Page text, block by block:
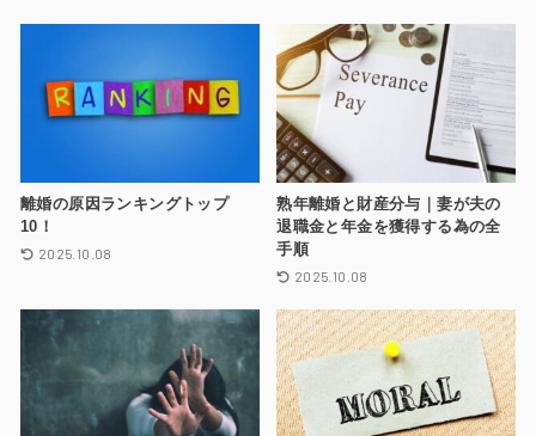
離婚の原因ランキングトップ
10！
2025.10.08
熟年離婚と財産分与｜妻が夫の
退職金と年金を獲得する為の全
手順
2025.10.08